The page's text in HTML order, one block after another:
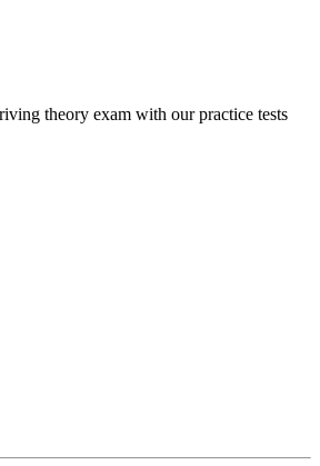
theory exam with our practice tests